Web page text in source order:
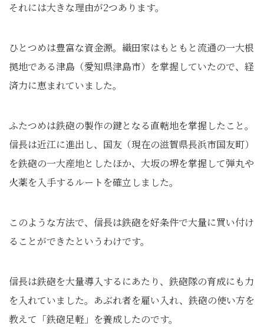
それには大きな理由が2つあります。
ひとつめは豊富な資金源。織田家はもともと流通の一大根
拠地である津島（愛知県津島市）を掌握していたので、経
済力に恵まれていました。
ふたつめは鉄砲の製作の鍵となる直轄地を掌握したこと。
信長は近江に進出し、国友（現在の滋賀県長浜市国友町）
を鉄砲の一大産地としたほか、大坂の堺を掌握して弾丸や
火薬を入手するルートを確立しました。
このような方法で、信長は鉄砲を好条件で大量に買い付け
ることができたというわけです。
信長は鉄砲を大量導入するにあたり、鉄砲隊の育成にも力
を入れていました。あぶれ者を雇い入れ、鉄砲の使い方を
教えて「鉄砲足軽」を養成したのです。